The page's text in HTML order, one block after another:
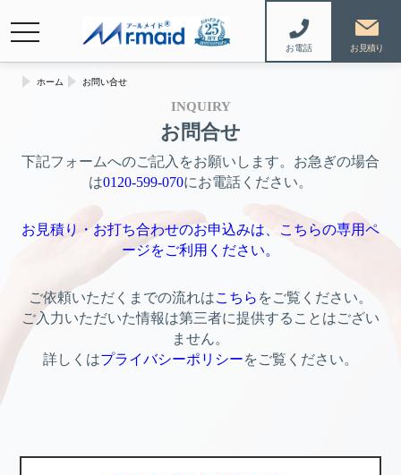
お電話
navigation
INQUIRY
お問合せ
下記フォームへのご記入をお願いします。お急ぎの場合
は0120-599-070にお電話ください。
お見積り・お打ち合わせのお申込みは、こちらの専用ペ
ージをご利用ください。
ご依頼いただくまでの流れはこちら をご覧ください。
ご入力いただいた情報は第三者に提供することはござい
ません。
詳しくはプライバシーポリシーをご覧ください。
ホーム お問い合せ